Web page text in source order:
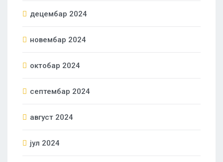
децембар 2024
новембар 2024
октобар 2024
септембар 2024
август 2024
јул 2024